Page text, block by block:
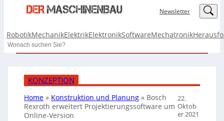
Newsletter LinkedIn
RobotikMechanikElektrikElektronikSoftwareMechatronik
Search
KONZEPTION
Home » Konstruktion und Planung » Bosch
Rexroth erweitert Projektierungssoftware um
Online-Version
22.
Oktob
er 2021